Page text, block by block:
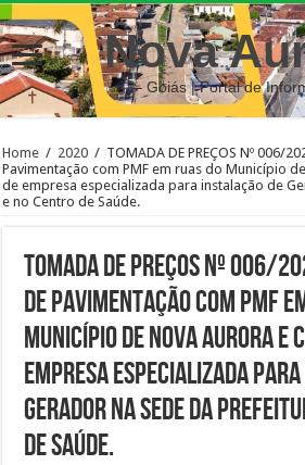
Nova
– Goiás | Portal de
Home / 2020 / TOMADA DE PREÇOS Nº 006/
Pavimentação com PMF em ruas do Município
de empresa especializada para instalação de
e no Centro de Saúde.
TOMADA DE PREÇOS Nº
de Pavimentação com PMF
Município de Nova Aurora e
empresa especializada
Gerador na sede da
de Saúde.